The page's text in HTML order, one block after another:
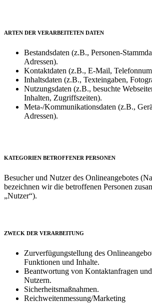
ARTEN DER VERARBEITETEN DATEN
Bestandsdaten (z.B., Personen-
Adressen).
Kontaktdaten (z.B., E-Mail,
Inhaltsdaten (z.B., Texteingaben,
Nutzungsdaten (z.B., besuchte
Inhalten, Zugriffszeiten).
Meta-/Kommunikationsdaten (z.B.,
Adressen).
KATEGORIEN BETROFFENER PERSONEN
Besucher und Nutzer des Onlineangebotes
bezeichnen wir die betroffenen Personen
„Nutzer“).
ZWECK DER VERARBEITUNG
Zurverfügungstellung des
Funktionen und Inhalte.
Beantwortung von Kontaktanfragen
Nutzern.
Sicherheitsmaßnahmen.
Reichweitenmessung/Marketing